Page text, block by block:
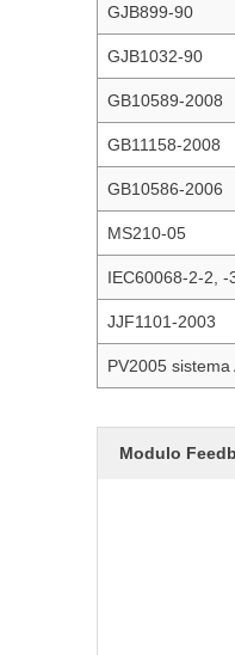
GJB899-90
GJB1032-90
GB10589-2008
GB11158-2008
GB10586-2006
MS210-05
IEC60068-2-2, -
JJF1101-2003
PV2005
Modulo